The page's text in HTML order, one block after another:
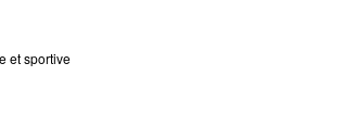
et sportive